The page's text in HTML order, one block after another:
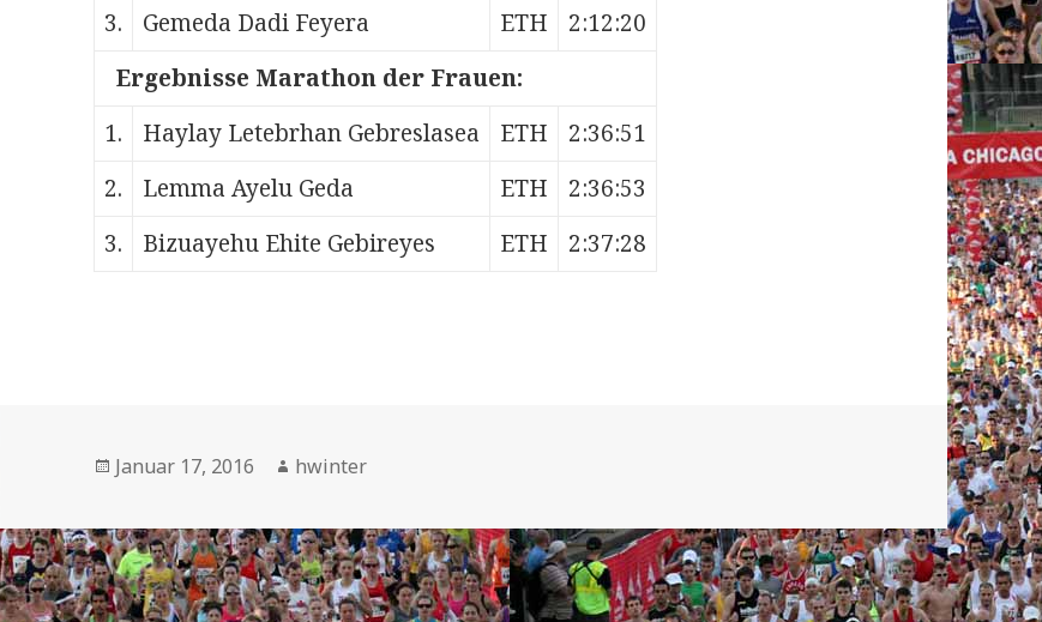
3.
Gemeda Dadi Feyera ETH
2:12:20
Ergebnisse Marathon der Frauen:
1.
Haylay Letebrhan Gebreslasea ETH
2:36:51
2.
Lemma Ayelu Geda ETH
2:36:53
3.
Bizuayehu Ehite Gebireyes ETH 2:37:28
Veröffentlicht
Januar 17, 2016 Autor
hwinter